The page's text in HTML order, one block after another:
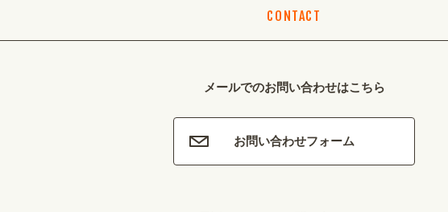
CONTACT
メールでのお問い合わせはこちら
お問い合わせフォーム